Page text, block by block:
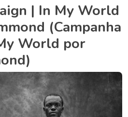
| In My World
(Campanha
World por